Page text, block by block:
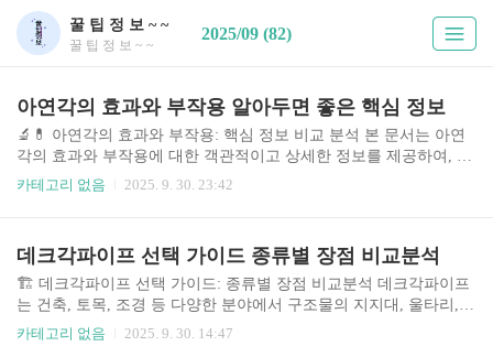
꿀 팁 정 보 ~ ~
꿀 팁 정 보 ~ ~
2025/09 (82)
아연각의 효과와 부작용 알아두면 좋은 핵심 정보
🔬💊 아연각의 효과와 부작용: 핵심 정보 비교 분석 본 문서는 아연
각의 효과와 부작용에 대한 객관적이고 상세한 정보를 제공하여, 소
비자의 현명한 선택을 돕고자 작성되었습니다. 아연은 필수 영양소
며, 각 제품마다 함량, 형태, 부형제 등의 차이가 존재합니다. 따라
서, 자신의 건강 상태와 목적에 맞는 제품을 선택하는 것이 중요합니
다. 본 분석은 일반적인 정보를 제공하는 것이며, 의학적 조언으로
대체할 수 없습니다. 구체적인 건강 상담은 의사 또는 약사와 상담하
시기 바랍니다. 아연 보충제 선택에 앞..
카테고리 없음 2025. 9. 30. 23:42
데크각파이프 선택 가이드 종류별 장점 비교분석
🏗️ 데크각파이프 선택 가이드: 종류별 장점 비교분석 데크각파이프
는 건축, 토목, 조경 등 다양한 분야에서 구조물의 지지대, 울타리,
계단 등으로 활용되는 필수적인 자재입니다. 최근 레저 활동의 증가
카테고리 없음 2025. 9. 30. 14:47